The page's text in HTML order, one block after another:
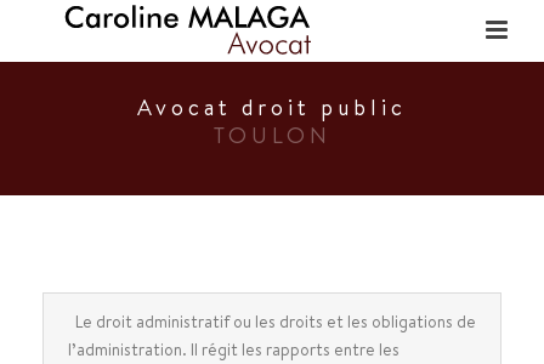
Avocat droit public
TOULON
Le droit administratif ou les droits et les obligations de
l’administration. Il régit les rapports entre les